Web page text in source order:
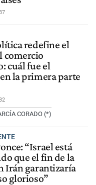
redefine el
comercio
cuál fue el
la primera parte
CORADO (*)
“Israel está
que el fin de la
Irán garantizaría
glorioso”